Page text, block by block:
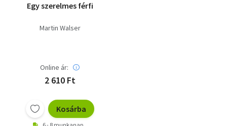
Egy szerelmes férfi
Martin Walser
Online ár:
2 610 Ft
Kosárba